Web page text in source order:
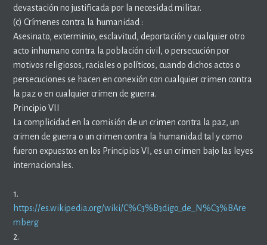
devastación no justificada por la necesidad militar.
(c) Crímenes contra la humanidad :
Asesinato, exterminio, esclavitud, deportación y cualquier otro
acto inhumano contra la población civil, o persecución por
motivos religiosos, raciales o políticos, cuando dichos actos o
persecuciones se hacen en conexión con cualquier crimen contra
la paz o en cualquier crimen de guerra.
Principio VII
La complicidad en la comisión de un crimen contra la paz, un
crimen de guerra o un crimen contra la humanidad tal y como
fueron expuestos en los Principios VI, es un crimen bajo las leyes
internacionales.
1.
https://es.wikipedia.org/wiki/C%C3%B3digo_de_N%C3%BAre
mberg
2.